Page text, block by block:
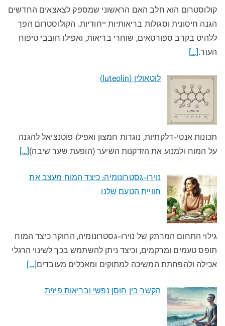
קולוסטרום הוא חלב האם הראשוני שמספק לצאצאים החדשים
הגנה חיסונית וסגולות בריאותיות ייחודיות. הקולוסטרום הפך
ללהיט בקרב ספורטאים, שוחרי בריאות, ואפילו חובבי טיפוח
העור.[…]
לוטאולין (luteolin)
תכונות אנטי-דלקתיות, נוגדות חמצון ואפילו פוטנציאל להגנה
על המוח ולמנוע את הזדקנות השיער (הופעת שער שיבה)[…]
נוירו-גסטרונומיה: כיצד המוח מעצב את
חוויית הטעם שלנו​
גילוי התחום המרתק של נוירו-גסטרונומיה, החוקר כיצד המוח
תופס טעמים ומרקמים, וכיצד ניתן להשתמש בכך לשינוי הרגלי
אכילה ולהפחתת המשיכה למתוקים ומאכלים מעובדים​[…]
הקשר בין חוסן נפשי ובריאות פיזית